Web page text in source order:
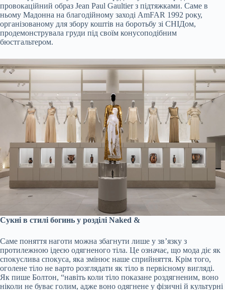
провокаційний образ Jean Paul Gaultier з підтяжками. Саме в
ньому Мадонна на благодійному заході AmFAR 1992 року,
організованому для збору коштів на боротьбу зі СНІДом,
продемонструвала груди під своїм конусоподібним
бюстгальтером.
Сукні в стилі богинь у розділі Naked &
Саме поняття наготи можна збагнути лише у зв’язку з
протилежною ідеєю одягненого тіла. Це означає, що мода діє як
спокуслива спокуса, яка змінює наше сприйняття. Крім того,
оголене тіло не варто розглядати як тіло в первісному вигляді.
Як пише Болтон, “навіть коли тіло показане роздягненим, воно
ніколи не буває голим, адже воно одягнене у фізичні й культурні